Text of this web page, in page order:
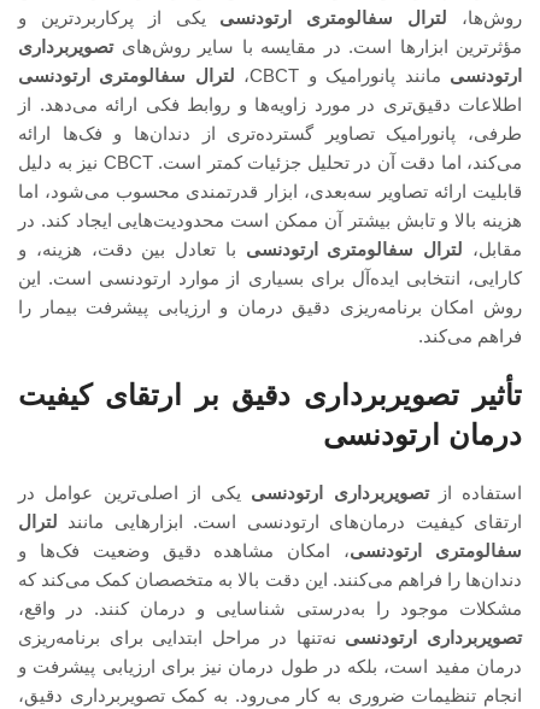
روش‌ها، لترال سفالومتری ارتودنسی یکی از پرکاربردترین و
مؤثرترین ابزارها است. در مقایسه با سایر روش‌هایتصویربرداری
ارتودنسی مانند پانورامیک و CBCT،
لترال سفالومتری ارتودنسی
اطلاعات دقیق‌تری در مورد زاویه‌ها و روابط فکی ارائه می‌دهد. از
طرفی، پانورامیک تصاویر گسترده‌تری از دندان‌ها و فک‌ها ارائه
می‌کند، اما دقت آن در تحلیل جزئیات کمتر است. CBCT نیز به دلیل
قابلیت ارائه تصاویر سه‌بعدی، ابزار قدرتمندی محسوب می‌شود، اما
هزینه بالا و تابش بیشتر آن ممکن است محدودیت‌هایی ایجاد کند. در
مقابل، لترال سفالومتری ارتودنسی با تعادل بین دقت، هزینه، و
کارایی، انتخابی ایده‌آل برای بسیاری از موارد ارتودنسی است. این
روش امکان برنامه‌ریزی دقیق درمان و ارزیابی پیشرفت بیمار را
فراهم می‌کند.
تأثیر تصویربرداری دقیق بر ارتقای کیفیت
درمان ارتودنسی
استفاده ازتصویربرداری ارتودنسی یکی از اصلی‌ترین عوامل در
ارتقای کیفیت درمان‌های ارتودنسی است. ابزارهایی مانند لترال
سفالومتری ارتودنسی، امکان مشاهده دقیق وضعیت فک‌ها و
دندان‌ها را فراهم می‌کنند. این دقت بالا به متخصصان کمک می‌کند که
مشکلات موجود را به‌درستی شناسایی و درمان کنند. در واقع،
تصویربرداری ارتودنسی نه‌تنها در مراحل ابتدایی برای برنامه‌ریزی
درمان مفید است، بلکه در طول درمان نیز برای ارزیابی پیشرفت و
انجام تنظیمات ضروری به کار می‌رود. به کمک تصویربرداری دقیق،